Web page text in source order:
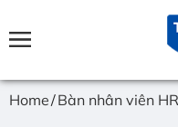
Home Bàn nhân viên HR